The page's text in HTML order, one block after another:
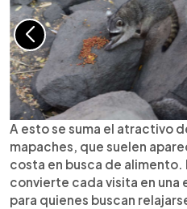
en una experiencia
buscan relajarse, tomar
simplemente apreciar la
ofrece así un equilibrio
tranquilidad, paisaje y vida
A esto se suma el atractivo
mapaches, que suelen
costa en busca de alimento.
convierte cada visita en
para quienes buscan